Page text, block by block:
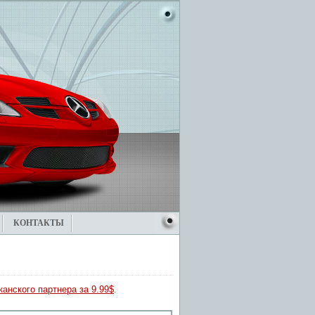
КОНТАКТЫ
партнера за 9.99$.